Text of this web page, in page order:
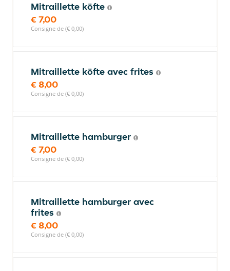
Mitraillette köfte
€ 7,00
Consigne de (€ 0,00)
Mitraillette köfte avec frites
€ 8,00
Consigne de (€ 0,00)
Mitraillette hamburger
€ 7,00
Consigne de (€ 0,00)
Mitraillette hamburger avec
frites
€ 8,00
Consigne de (€ 0,00)